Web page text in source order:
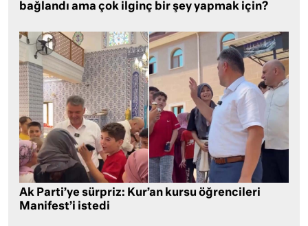
bağlandı ama çok ilginç bir şey yapmak için?
Ak Parti’ye sürpriz: Kur’an kursu öğrencileri
Manifest’i istedi